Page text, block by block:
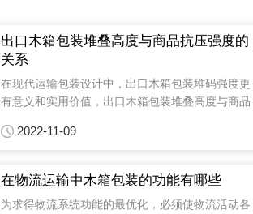
出口木箱包装堆叠高度与商品抗压强度的
关系
在现代运输包装设计中，出口木箱包装堆码强度更
有意义和实用价值，出口木箱包装堆叠高度与商品
可通过堆码强度实验进行测试，也可根据测试的抗
层的出口木箱承受载荷...
2022-11-09
在物流运输中木箱包装的功能有哪些
为求得物流系统功能的最优化，必须使物流活动各